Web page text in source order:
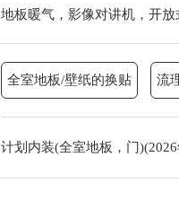
地板暖气，影像对讲机，开
全室地板/壁纸的换贴 流
计划内装(全室地板，门